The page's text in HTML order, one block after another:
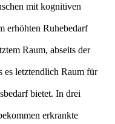
mit kognitiven
erhöhten Ruhebedarf
Raum, abseits der
es letztendlich Raum für
bietet. In drei
erkrankte